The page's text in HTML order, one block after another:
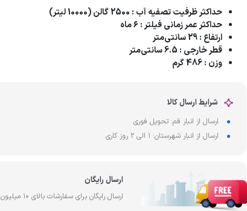
دستگاه‌ تصفیه آب 8 مرحله
دستگاه‌ تصفیه آب 9 مرحله
دستگاه‌ تصفیه آب 10 مرحله
حداکثر ظرفیت تصفیه آب : 2500 گالن (10000 لیتر)
حداکثر عمر زمانی فیلتر: ۶ ماه
ارتفاع : 29 سانتی‌متر
قطر خارجی : 6.5 سانتی‌متر
وزن : 486 گرم
شرایط ارسال کالا
ارسال از انبار قم: تحویل فوری
ارسال از انبار شهرستان: 1 الی 2 روز کاری
ارسال رایگان
ارسال رایگان برای سفارشات بالای 10 میلیون تومان